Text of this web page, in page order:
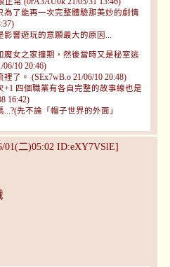
為了能再一次完整體驗那美妙的劇情
響遊玩的意願最大的原因...
魔女之家撞期，然後當時又是秘室逃
10 20:46)
了。 (SEx7wB.o 21/06/10 20:48)
四個職業有各自完整的故事線也是
16:42)
先不論「帽子世界的外面」
01(二)05:02 ID:eXY7VSlE]